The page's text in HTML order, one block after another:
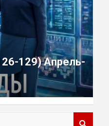
129) Апрель-